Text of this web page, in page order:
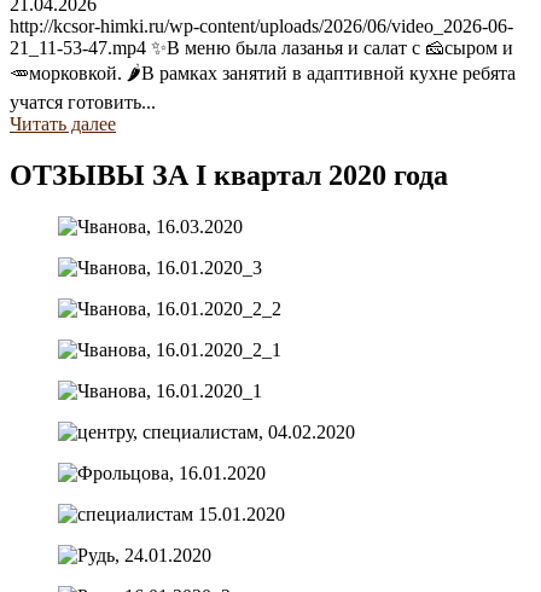
21.04.2026
http://kcsor-himki.ru/wp-content/uploads/2026/06/video_2026-06-
21_11-53-47.mp4 ✨В меню была лазанья и салат с 🧀сыром и
🥕морковкой. 🌶В рамках занятий в адаптивной кухне ребята
учатся готовить...
Читать далее
ОТЗЫВЫ ЗА I квартал 2020 года